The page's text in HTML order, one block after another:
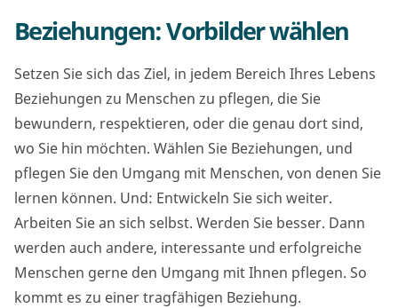
Beziehungen: Vorbilder wählen
Setzen Sie sich das Ziel, in jedem Bereich Ihres Lebens
Beziehungen zu Menschen zu pflegen, die Sie
bewundern, respektieren, oder die genau dort sind,
wo Sie hin möchten. Wählen Sie Beziehungen, und
pflegen Sie den Umgang mit Menschen, von denen Sie
lernen können. Und: Entwickeln Sie sich weiter.
Arbeiten Sie an sich selbst. Werden Sie besser. Dann
werden auch andere, interessante und erfolgreiche
Menschen gerne den Umgang mit Ihnen pflegen. So
kommt es zu einer tragfähigen Beziehung.